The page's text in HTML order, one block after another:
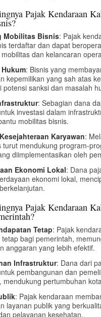
Pajak Kendaraan
Mobilitas Bisnis: Pajak
terdaftar dan dapat
dan kelancaran
: Bisnis yang
kepemilikan yang sah atas
potensi sanksi dan masalah
: Sebagian dana
investasi dalam
mobilitas bisnis.
Karyawan:
turut mendukung program-
diimplementasikan oleh
Ekonomi Lokal: Dana
ekonomi lokal,
Pajak Kendaraan
Tetap: Pajak
bagi pemerintah,
anggaran yang lebih efektif.
Infrastruktur: Dana dari
pembangunan dan
mendukung pertumbuhan
: Pajak kendaraan
layanan publik yang
pelayanan kesehatan.